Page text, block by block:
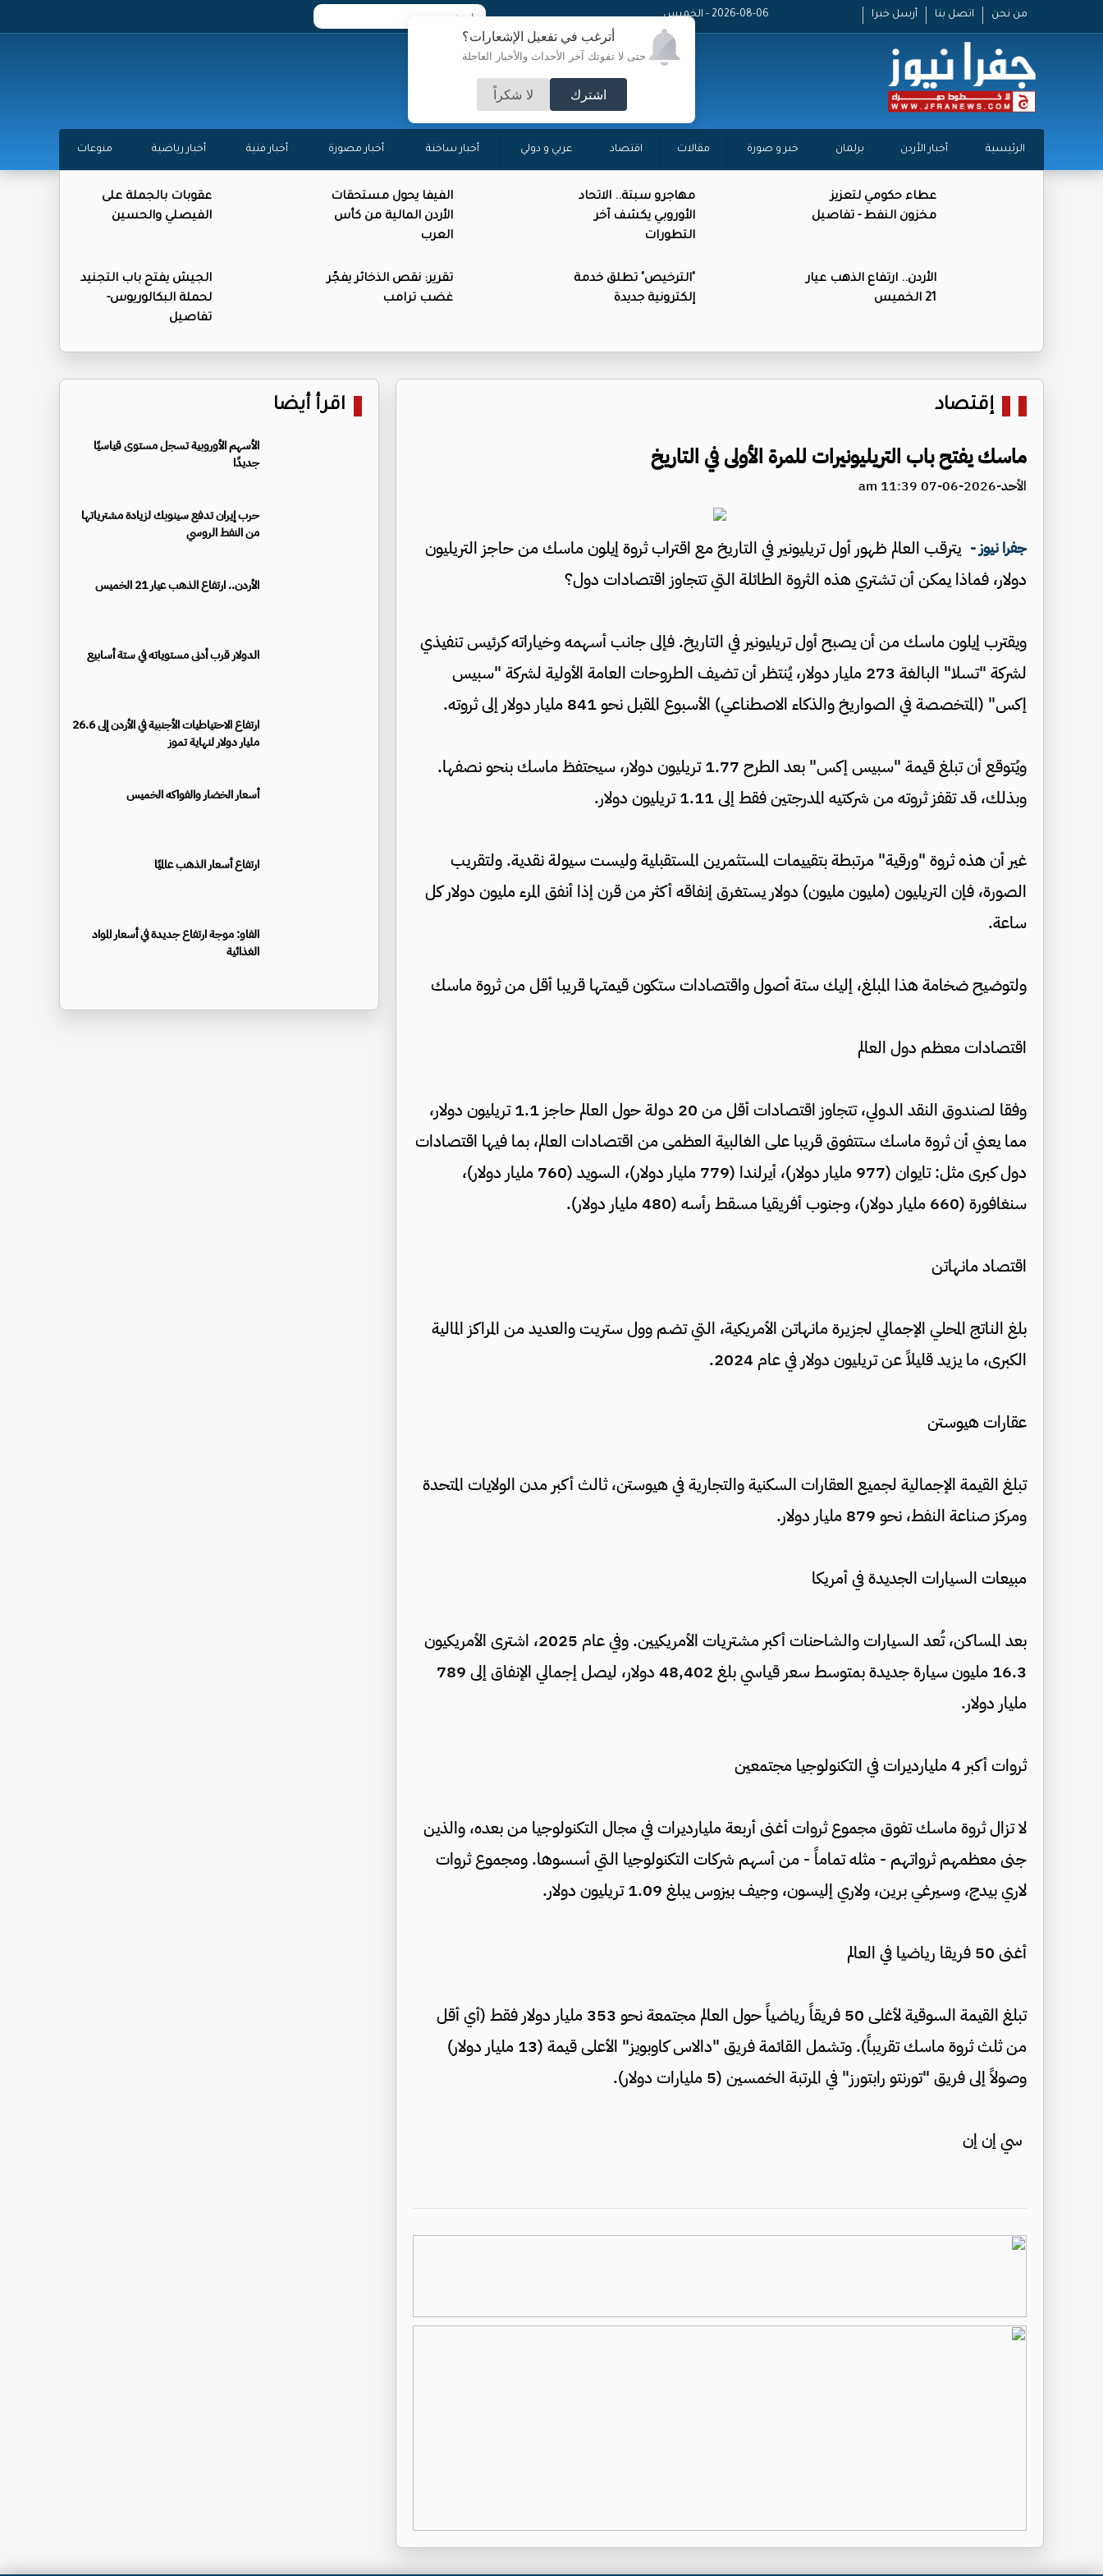
أترغب في تفعيل الإشعارات؟
حتى لا تفوتك آخر الأحداث والأخبار العاجلة
اشترك لا شكراً
من نحن اتصل بنا أرسل خبرا 2026-08-06 - الخميس
الرئيسية أخبار الأردن برلمان خبر و صورة مقالات اقتصاد عربي و دولي أخبار ساخنة أخبار مصورة أخبار فنية أخبار رياضية منوعات
عطاء حكومي لتعزيز
مخزون النفط - تفاصيل
مهاجرو سبتة.. الاتحاد
الأوروبي يكشف آخر
التطورات
الفيفا يحول مستحقات
الأردن المالية من كأس
العرب
عقوبات بالجملة على
الفيصلي والحسين
الأردن.. ارتفاع الذهب عيار
21 الخميس
"الترخيص" تطلق خدمة
إلكترونية جديدة
تقرير: نقص الذخائر يفجّر
غضب ترامب
الجيش يفتح باب التجنيد
لحملة البكالوريوس-
تفاصيل
إقتصاد
ماسك يفتح باب التريليونيرات للمرة الأولى في التاريخ
الأحد-2026-06-07 11:39 am
جفرا نيوز - يترقب العالم ظهور أول تريليونير في التاريخ مع اقتراب ثروة إيلون ماسك من حاجز التريليون
دولار، فماذا يمكن أن تشتري هذه الثروة الطائلة التي تتجاوز اقتصادات دول؟
ويقترب إيلون ماسك من أن يصبح أول تريليونير في التاريخ. فإلى جانب أسهمه وخياراته كرئيس تنفيذي
لشركة "تسلا" البالغة 273 مليار دولار، يُنتظر أن تضيف الطروحات العامة الأولية لشركة "سبيس
إكس" (المتخصصة في الصواريخ والذكاء الاصطناعي) الأسبوع المقبل نحو 841 مليار دولار إلى ثروته.
ويُتوقع أن تبلغ قيمة "سبيس إكس" بعد الطرح 1.77 تريليون دولار، سيحتفظ ماسك بنحو نصفها.
وبذلك، قد تقفز ثروته من شركتيه المدرجتين فقط إلى 1.11 تريليون دولار.
غير أن هذه ثروة "ورقية" مرتبطة بتقييمات المستثمرين المستقبلية وليست سيولة نقدية. ولتقريب
الصورة، فإن التريليون (مليون مليون) دولار يستغرق إنفاقه أكثر من قرن إذا أنفق المرء مليون دولار كل
ساعة.
ولتوضيح ضخامة هذا المبلغ، إليك ستة أصول واقتصادات ستكون قيمتها قريبا أقل من ثروة ماسك
اقتصادات معظم دول العالم
وفقا لصندوق النقد الدولي، تتجاوز اقتصادات أقل من 20 دولة حول العالم حاجز 1.1 تريليون دولار،
مما يعني أن ثروة ماسك ستتفوق قريبا على الغالبية العظمى من اقتصادات العالم، بما فيها اقتصادات
دول كبرى مثل: تايوان (977 مليار دولار)، أيرلندا (779 مليار دولار)، السويد (760 مليار دولار)،
سنغافورة (660 مليار دولار)، وجنوب أفريقيا مسقط رأسه (480 مليار دولار).
اقتصاد مانهاتن
بلغ الناتج المحلي الإجمالي لجزيرة مانهاتن الأمريكية، التي تضم وول ستريت والعديد من المراكز المالية
الكبرى، ما يزيد قليلاً عن تريليون دولار في عام 2024.
عقارات هيوستن
تبلغ القيمة الإجمالية لجميع العقارات السكنية والتجارية في هيوستن، ثالث أكبر مدن الولايات المتحدة
ومركز صناعة النفط، نحو 879 مليار دولار.
مبيعات السيارات الجديدة في أمريكا
بعد المساكن، تُعد السيارات والشاحنات أكبر مشتريات الأمريكيين. وفي عام 2025، اشترى الأمريكيون
16.3 مليون سيارة جديدة بمتوسط سعر قياسي بلغ 48,402 دولار، ليصل إجمالي الإنفاق إلى 789
مليار دولار.
ثروات أكبر 4 مليارديرات في التكنولوجيا مجتمعين
لا تزال ثروة ماسك تفوق مجموع ثروات أغنى أربعة مليارديرات في مجال التكنولوجيا من بعده، والذين
جنى معظمهم ثرواتهم - مثله تماماً - من أسهم شركات التكنولوجيا التي أسسوها. ومجموع ثروات
لاري بيدج، وسيرغي برين، ولاري إليسون، وجيف بيزوس يبلغ 1.09 تريليون دولار.
أغنى 50 فريقا رياضيا في العالم
تبلغ القيمة السوقية لأغلى 50 فريقاً رياضياً حول العالم مجتمعة نحو 353 مليار دولار فقط (أي أقل
من ثلث ثروة ماسك تقريباً). وتشمل القائمة فريق "دالاس كاوبويز" الأعلى قيمة (13 مليار دولار)
وصولاً إلى فريق "تورنتو رابتورز" في المرتبة الخمسين (5 مليارات دولار).
سي إن إن
اقرأ أيضا
الأسهم الأوروبية تسجل مستوى قياسيًا
جديدًا
حرب إيران تدفع سينوبك لزيادة مشترياتها
من النفط الروسي
الأردن.. ارتفاع الذهب عيار 21 الخميس
الدولار قرب أدنى مستوياته في ستة أسابيع
ارتفاع الاحتياطيات الأجنبية في الأردن إلى 26.6
مليار دولار لنهاية تموز
أسعار الخضار والفواكه الخميس
ارتفاع أسعار الذهب عالميًا
الفاو: موجة ارتفاع جديدة في أسعار المواد
الغذائية